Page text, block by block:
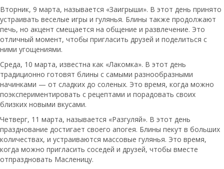
Вторник, 9 марта, называется «Заигрыши». В этот день принято
устраивать веселые игры и гулянья. Блины также продолжают
печь, но акцент смещается на общение и развлечение. Это
отличный момент, чтобы пригласить друзей и поделиться с
ними угощениями.
Среда, 10 марта, известна как «Лакомка». В этот день
традиционно готовят блины с самыми разнообразными
начинками — от сладких до соленых. Это время, когда можно
поэкспериментировать с рецептами и порадовать своих
близких новыми вкусами.
Четверг, 11 марта, называется «Разгуляй». В этот день
празднование достигает своего апогея. Блины пекут в больших
количествах, и устраиваются массовые гулянья. Это время,
когда можно пригласить соседей и друзей, чтобы вместе
отпраздновать Масленицу.